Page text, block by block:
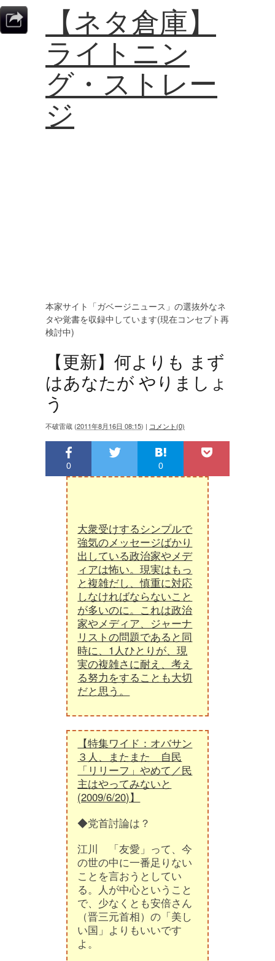
【ネタ倉庫】
ライトニン
グ・ストレー
ジ
本家サイト「ガベージニュース」の選抜外なネ
タや覚書を収録中しています(現在コンセプト再
検討中)
【更新】何よりも まず
はあなたが やりましょ
う
不破雷蔵 (2011年8月16日 08:15) | コメント(0)
0 0
大衆受けするシンプルで
強気のメッセージばかり
出している政治家やメデ
ィアは怖い。現実はもっ
と複雑だし、慎重に対応
しなければならないこと
が多いのに。これは政治
家やメディア、ジャーナ
リストの問題であると同
時に、1人ひとりが、現
実の複雑さに耐え、考え
る努力をすることも大切
だと思う。
【特集ワイド：オバサン
３人、またまた 自民
「リリーフ」やめて／民
主はやってみないと
(2009/6/20)】
◆党首討論は？
江川 「友愛」って、今
の世の中に一番足りない
ことを言おうとしてい
る。人が中心ということ
で、少なくとも安倍さん
（晋三元首相）の「美し
い国」よりもいいです
よ。